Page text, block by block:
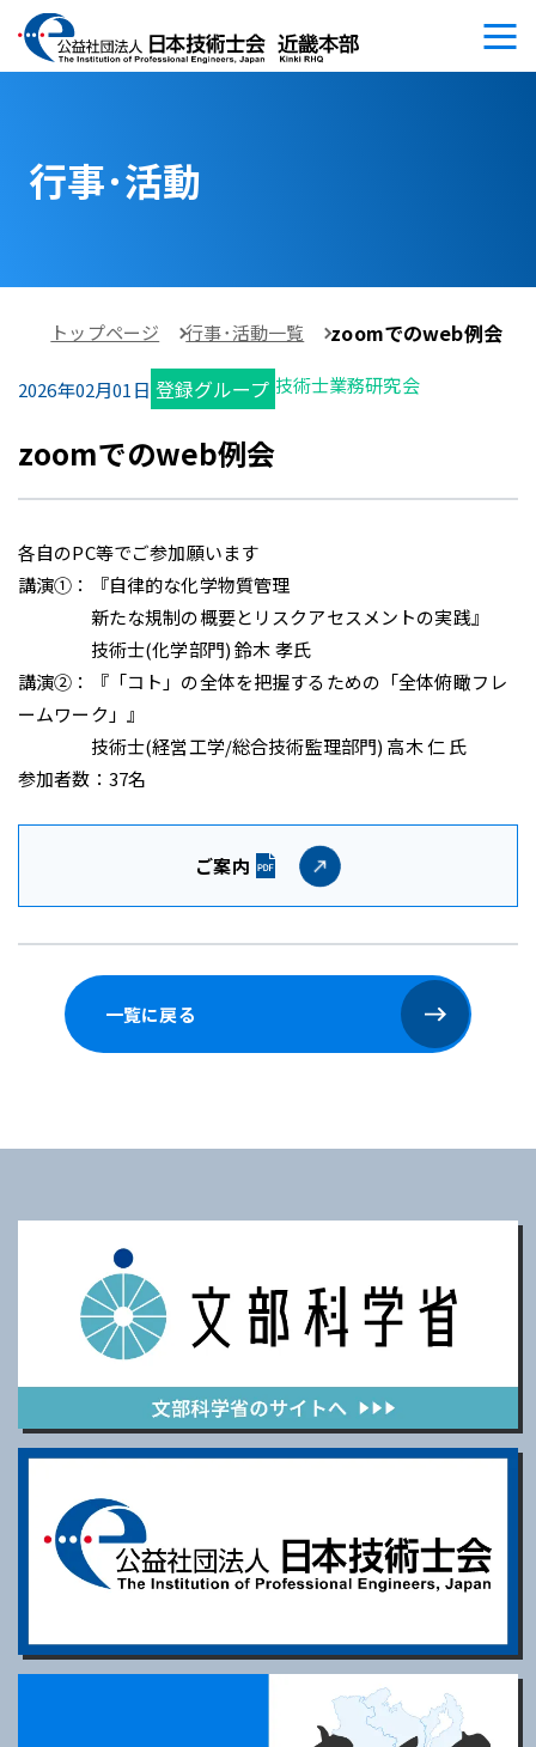
行事･活動
トップページ 行事･活動一覧 zoomでのweb例会
2026年02月01日 登録グループ 技術士業務研究会
zoomでのweb例会
各自のPC等でご参加願います
講演①：『自律的な化学物質管理
新たな規制の概要とリスクアセスメントの実践』
技術士(化学部門) 鈴木 孝氏
講演②：『「コト」の全体を把握するための「全体俯瞰フレ
ームワーク」』
技術士(経営工学/総合技術監理部門) 高木 仁 氏
参加者数：37名
ご案内
一覧に戻る